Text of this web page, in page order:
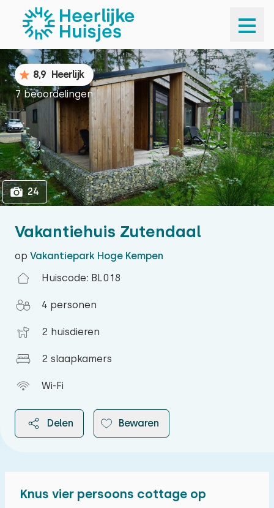
1
Vakantiehuis Zutendaal
op Vakantiepark Hoge Kempen
Huiscode: BL018
4 personen
2 huisdieren
2 slaapkamers
Wi-Fi
Delen Bewaren
8,9 Heerlijk
7 beoordelingen
24
Knus vier persoons cottage op